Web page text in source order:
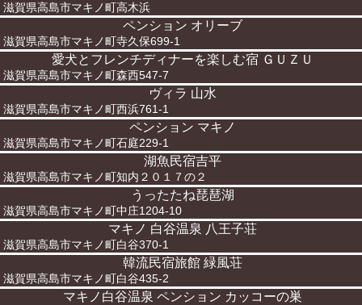
滋賀県高島市マキノ町高木浜
ペンション オリーブ
滋賀県高島市マキノ町寺久保699-1
愛犬とフレンチディナーを楽しむ宿 ＧＵＺＵ
滋賀県高島市マキノ町森西547-7
ヴィラ 山水
滋賀県高島市マキノ町西浜761-1
ペンション マキノ
滋賀県高島市マキノ町石庭229-1
湖魚民宿吉平
滋賀県高島市マキノ町知内２０１７の２
うったたね琵琶湖
滋賀県高島市マキノ町中庄1204-10
マキノ 白谷温泉 八王子荘
滋賀県高島市マキノ町白谷370-1
韓流民宿旅館 緑風荘
滋賀県高島市マキノ町白谷435-2
マキノ白谷温泉 ペンション カッコーの巣